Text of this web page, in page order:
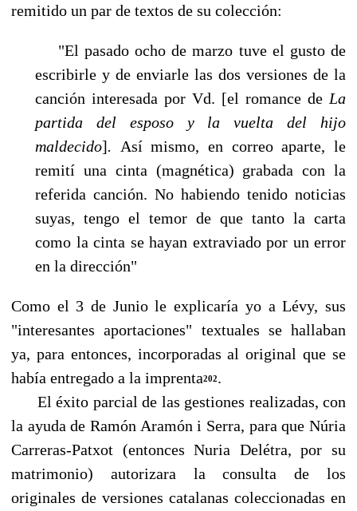
remitido un par de textos de su colección:
"El pasado ocho de marzo tuve el gusto de
escribirle y de enviarle las dos versiones de la
canción interesada por Vd. [el romance de La
partida del esposo y la vuelta del hijo
maldecido].
Así mismo, en correo aparte, le
remití una cinta (magnética) grabada con la
referida canción. No habiendo tenido noticias
suyas, tengo el temor de que tanto la carta
como la cinta se ha­yan extraviado por un error
en la dirección"
Como el 3 de Junio le explicaría yo a Lévy, sus
"interesantes aportaciones" textuales se hallaban
ya, para entonces, incorporadas al original que se
había entregado a la imprenta202.
El éxito parcial de las gestiones realizadas, con
la ayuda de Ramón Aramón i Serra, para que Núria
Carreras-Patxot (entonces Nuria Delétra, por su
matrimonio) autorizara la consulta de los
originales de versiones catalanas coleccionadas en